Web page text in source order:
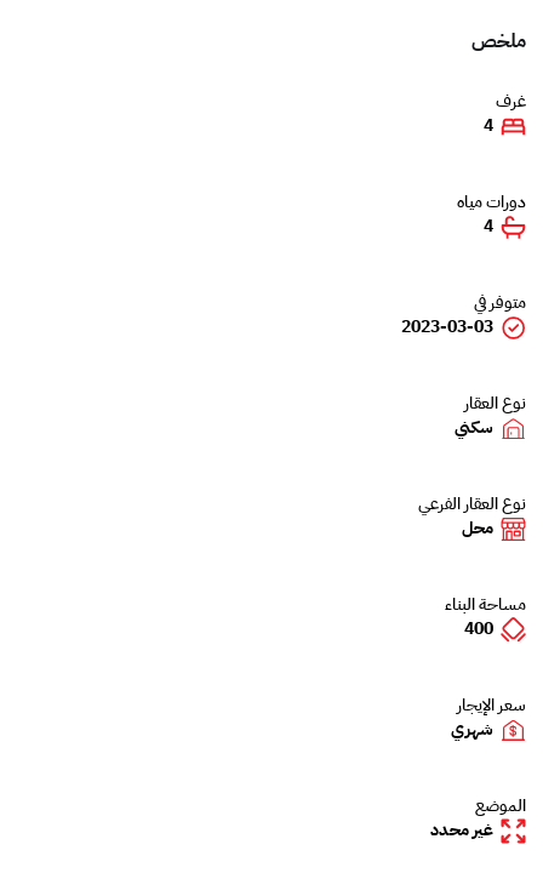
ملخص
غرف
4
دورات مياه
4
متوفر في
2023-03-03
نوع العقار
سكني
نوع العقار الفرعي
محل
مساحة البناء
400
سعر الإيجار
شهري
الموضع
غير محدد